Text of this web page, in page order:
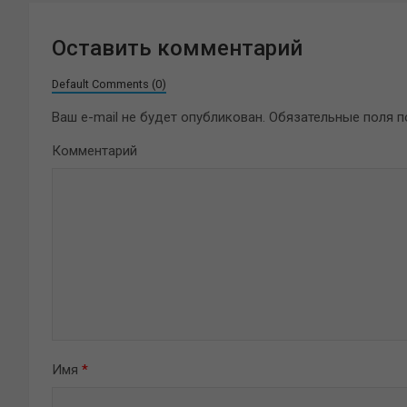
Оставить комментарий
Default Comments (0)
Ваш e-mail не будет опубликован. Обязательные поля
Комментарий
Имя *